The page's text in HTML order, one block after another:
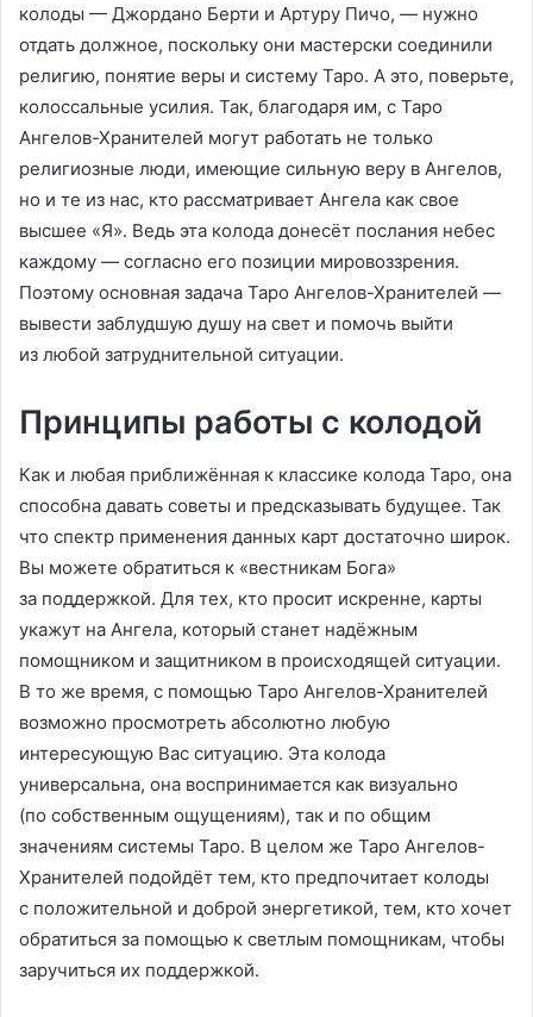
колоды — Джордано Берти и Артуру Пичо, — нужно
отдать должное, поскольку они мастерски соединили
религию, понятие веры и систему Таро. А это, поверьте,
колоссальные усилия. Так, благодаря им, с Таро
Ангелов-Хранителей могут работать не только
религиозные люди, имеющие сильную веру в Ангелов,
но и те из нас, кто рассматривает Ангела как свое
высшее «Я». Ведь эта колода донесёт послания небес
каждому — согласно его позиции мировоззрения.
Поэтому основная задача Таро Ангелов-Хранителей —
вывести заблудшую душу на свет и помочь выйти
из любой затруднительной ситуации.
Принципы работы с колодой
Как и любая приближённая к классике колода Таро, она
способна давать советы и предсказывать будущее. Так
что спектр применения данных карт достаточно широк.
Вы можете обратиться к «вестникам Бога»
за поддержкой. Для тех, кто просит искренне, карты
укажут на Ангела, который станет надёжным
помощником и защитником в происходящей ситуации.
В то же время, с помощью Таро Ангелов-Хранителей
возможно просмотреть абсолютно любую
интересующую Вас ситуацию. Эта колода
универсальна, она воспринимается как визуально
(по собственным ощущениям), так и по общим
значениям системы Таро. В целом же Таро Ангелов-
Хранителей подойдёт тем, кто предпочитает колоды
с положительной и доброй энергетикой, тем, кто хочет
обратиться за помощью к светлым помощникам, чтобы
заручиться их поддержкой.